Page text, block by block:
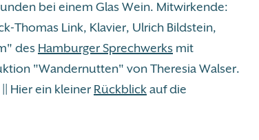
bei einem Glas Wein. Mitwirkende:
Thomas Link, Klavier, Ulrich Bildstein,
des Hamburger Sprechwerks mit
"Wandernutten" von Theresia Walser.
Hier ein kleiner Rückblickauf die